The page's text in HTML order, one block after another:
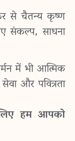
से चैतन्य कृष्ण
संकल्प, साधना
में भी आत्मिक
और पवित्रता
हम आपको